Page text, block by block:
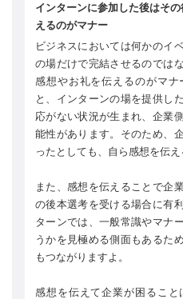
インターンに参加した後はそ
えるのがマナー
ビジネスにおいては何かのイ
の場だけで完結させるのでは
感想やお礼を伝えるのがマ
と、インターンの場を提供し
応がない状況が生まれ、企業
能性があります。そのため、
ったとしても、自ら感想を伝え
また、感想を伝えることで企
の後本選考を受ける場合に有
ターンでは、一般常識やマナ
うかを見極める側面もあるた
もつながりますよ。
感想を伝えて企業が困るこ